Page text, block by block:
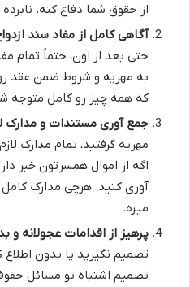
از حقوق شما دفاع کنه.
آگاهی کامل از مفاد سند
حتی بعد از اون، حتماً تمام
به مهریه و شروط ضمن عقد
که همه چیز رو کامل متوجه
جمع آوری مستندات و مدارک
مهریه گرفتید، تمام مدارک
اگه از اموال همسرتون خبر
آوری کنید. هرچی مدارک
میره.
پرهیز از اقدامات عجولانه و
تصمیم نگیرید یا بدون اطلاع
تصمیم اشتباه تو مسائل